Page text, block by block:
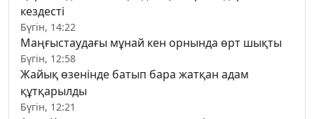
кездесті
Бүгін, 14:22
Маңғыстаудағы мұнай кен орнында өрт шықты
Бүгін, 12:58
Жайық өзенінде батып бара жатқан адам
құтқарылды
Бүгін, 12:21